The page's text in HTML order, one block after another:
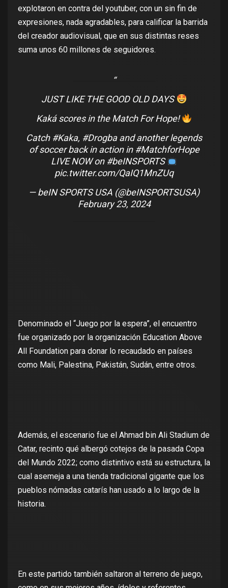
explotaron en contra del youtuber, con un sin fin de
expresiones, nada agradables, para calificar la barrida
del creador audiovisual, que en sus distintas reses
suma unos 60 millones de seguidores.
JUST LIKE THE GOOD OLD DAYS
Kaká scores in the Match For Hope!
Catch #Kaka, #Drogbaand another legends
of soccer back in action in #MatchforHope
LIVE NOW on #beINSPORTS
pic.twitter.com/QaIQ1MnZUq
— beIN SPORTS USA (@beINSPORTSUSA)
February 23, 2024
Denominado el “Juego por la espera”, el encuentro
fue organizado por la organización Education Above
All Foundation para donar lo recaudado en países
como Mali, Palestina, Pakistán, Sudán, entre otros.
Además, el escenario fue el Ahmad bin Ali Stadium de
Catar, recinto qué albergó cotejos de la pasada Copa
del Mundo 2022; como distintivo está su estructura, la
cual asemeja a una tienda tradicional gigante que los
pueblos nómadas catarís han usado a lo largo de la
historia.
En este partido también saltaron al terreno de juego,